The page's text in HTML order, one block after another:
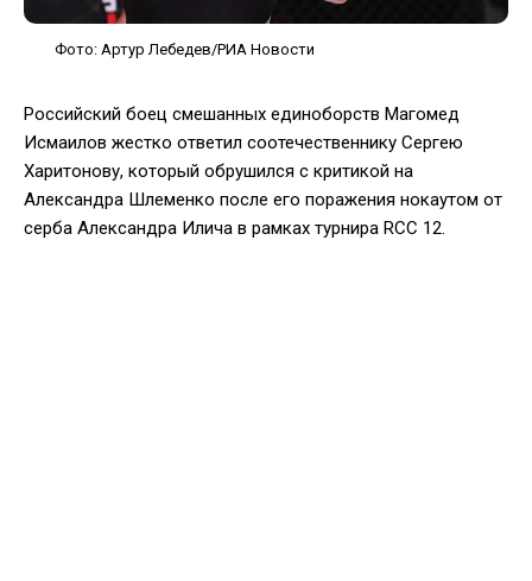
Фото: Артур Лебедев/РИА Новости
Российский боец смешанных единоборств Магомед
Исмаилов жестко ответил соотечественнику Сергею
Харитонову, который обрушился с критикой на
Александра Шлеменко после его поражения нокаутом от
серба Александра Илича в рамках турнира RCC 12.